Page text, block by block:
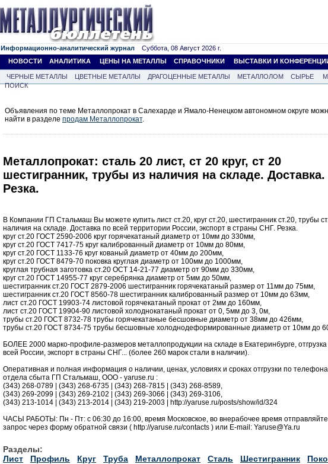
Информационно-аналитический журнал Суббота, 08 Август 2026 г.
НОВОСТИ
АНАЛИТИКА ЦЕНЫ НА МЕТАЛЛЫ СПРАВОЧНИКИ ВЫСТАВКИ И
ЧЕРНЫЕ МЕТАЛЛЫ ЦВЕТНЫЕ МЕТАЛЛЫ ДРАГОЦЕННЫЕ МЕТАЛЛЫ МЕТАЛЛОЛОМ СЫРЬЕ
ПОИСК
Объявления по теме Металлопрокат в Салехарде и Ямало-Ненецком автономном округе
найти в разделе продам Металлопрокат.
Металлопрокат: сталь 20 лист, ст 20 круг, ст 20
шестигранник, трубы из наличия на складе. Доставка.
Резка.
В Компании ГП Стальмаш Вы можете купить лист ст.20, круг ст.20, шестигранник ст.20, трубы
наличия на складе. Доставка по всей территории России, экспорт в страны СНГ. Резка.
круг ст.20 ГОСТ 2590-2006 круг горячекатаный диаметр от 10мм до 330мм,
круг ст.20 ГОСТ 7417-75 круг калиброванный диаметр от 10мм до 80мм,
круг ст.20 ГОСТ 1133-76 круг кованый диаметр от 40мм до 200мм,
круг ст.20 ГОСТ 8479-70 поковка круглая диаметр от 100мм до 1000мм,
круглая трубная заготовка ст.20 ОСТ 14-21-77 диаметр от 90мм до 330мм,
круг ст.20 ГОСТ 14955-77 круг серебрянка диаметр от 5мм до 50мм,
шестигранник ст.20 ГОСТ 2879-2006 шестигранник горячекатаный размер от 11мм до 75мм,
шестигранник ст.20 ГОСТ 8560-78 шестигранник калиброванный размер от 10мм до 63мм,
лист ст.20 ГОСТ 19903-74 листовой горячекатаный прокат от 2мм до 160мм,
лист ст.20 ГОСТ 19904-90 листовой холоднокатаный прокат от 0, 5мм до 3, 0м,
трубы ст.20 ГОСТ 8732-78 трубы горячекатаные бесшовные диаметр от 38мм до 426мм,
трубы ст.20 ГОСТ 8734-75 трубы бесшовные холоднодеформированные диаметр от 10мм до
БОЛЕЕ 2000 марко-профиле-размеров металлопродукции на складе в Екатеринбурге,
всей России, экспорт в страны СНГ... (более 260 марок стали в наличии).
Оперативная и полная информация о наличии, ценах, условиях и сроках отгрузки по
отдела сбыта ГП Стальмаш, ООО - yaruse.ru :
(343) 268-0789 | (343) 268-6735 | (343) 268-7815 | (343) 268-8589,
(343) 269-2099 | (343) 269-2102 | (343) 269-3066 | (343) 269-3106,
(343) 213-1014 | (343) 213-2014 | (343) 219-2003 | http://yaruse.ru/posts/show/id/324
ЧАСЫ РАБОТЫ: Пн - Пт: с 06:30 до 16:00, время Московское, во внерабочее время отправляйте
запрос через форму обратной связи ( http://yaruse.ru/contacts ) или E-mail: Yaruse@Ya.ru
Разделы:
Лист
Профиль Круг Труба Металлопрокат Сталь Шестигранник